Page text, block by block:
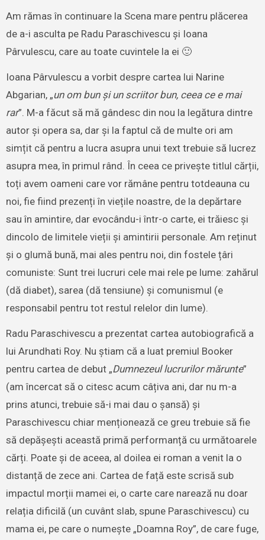
Am rămas în continuare la Scena mare pentru plăcerea
de a-i asculta pe Radu Paraschivescu și Ioana
Pârvulescu, care au toate cuvintele la ei 🙂
Ioana Pârvulescu a vorbit despre cartea lui Narine
Abgarian, „un om bun și un scriitor bun, ceea ce e mai
rar”. M-a făcut să mă gândesc din nou la legătura dintre
autor și opera sa, dar și la faptul că de multe ori am
simțit că pentru a lucra asupra unui text trebuie să lucrez
asupra mea, în primul rând. În ceea ce privește titlul cărții,
toți avem oameni care vor rămâne pentru totdeauna cu
noi, fie fiind prezenți în viețile noastre, de la depărtare
sau în amintire, dar evocându-i într-o carte, ei trăiesc și
dincolo de limitele vieții și amintirii personale. Am reținut
și o glumă bună, mai ales pentru noi, din fostele țâri
comuniste: Sunt trei lucruri cele mai rele pe lume: zahărul
(dă diabet), sarea (dă tensiune) și comunismul (e
responsabil pentru tot restul relelor din lume).
Radu Paraschivescu a prezentat cartea autobiografică a
lui Arundhati Roy. Nu știam că a luat premiul Booker
pentru cartea de debut „Dumnezeul lucrurilor mărunte”
(am încercat să o citesc acum câțiva ani, dar nu m-a
prins atunci, trebuie să-i mai dau o șansă) și
Paraschivescu chiar menționează ce greu trebuie să fie
să depășești această primă performanță cu următoarele
cărți. Poate și de aceea, al doilea ei roman a venit la o
distanță de zece ani. Cartea de față este scrisă sub
impactul morții mamei ei, o carte care narează nu doar
relația dificilă (un cuvânt slab, spune Paraschivescu) cu
mama ei, pe care o numește „Doamna Roy”, de care fuge,